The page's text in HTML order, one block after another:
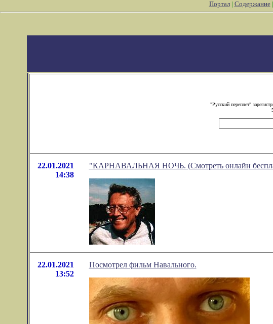
Портал| Содержание|
"Русский переплет"
22.01.2021
14:38
"КАРНАВАЛЬНАЯ НОЧЬ. (Смотреть онлайн
22.01.2021
13:52
Посмотрел фильм Навального.